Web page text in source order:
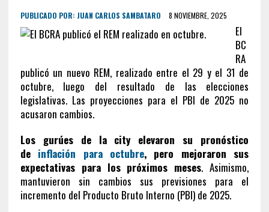
PUBLICADO POR: JUAN CARLOS SAMBATARO 8 NOVIEMBRE, 2025
El
BC
RA
publicó un nuevo REM, realizado entre el 29 y el 31 de
octubre, luego del resultado de las elecciones
legislativas. Las proyecciones para el PBI de 2025 no
acusaron cambios.
Los gurúes de la city elevaron su pronóstico
deinflación para octubre, pero mejoraron sus
expectativas para los próximos meses. Asimismo,
mantuvieron sin cambios sus previsiones para el
incremento del Producto Bruto Interno (PBI) de 2025.